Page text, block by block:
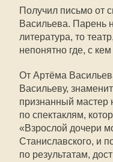
Получил письмо от
Васильева. Парень
литература, то
непонятно где, с
От Артёма
Васильеву,
признанный мастер
по спектаклям,
«Взрослой дочери
Станиславского, и
по результатам,